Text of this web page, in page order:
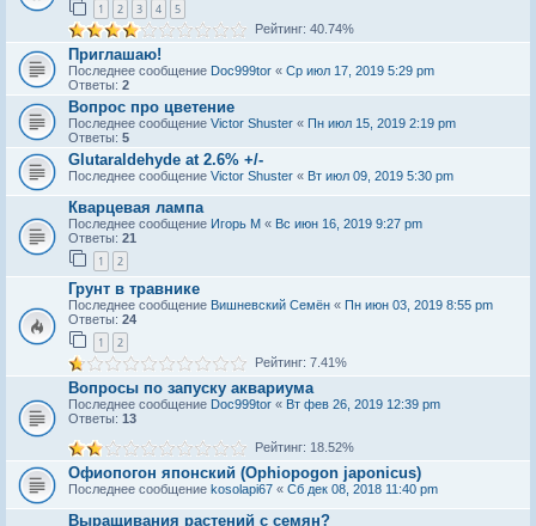
1 2 3 4 5
Рейтинг: 40.74%
Приглашаю!
Последнее сообщение Doc999tor « Ср июл 17, 2019 5:29 pm
Ответы: 2
Вопрос про цветение
Последнее сообщение Victor Shuster « Пн июл 15, 2019 2:19 pm
Ответы: 5
Glutaraldehyde at 2.6% +/-
Последнее сообщение Victor Shuster « Вт июл 09, 2019 5:30 pm
Кварцевая лампа
Последнее сообщение Игорь М « Вс июн 16, 2019 9:27 pm
Ответы: 21
1 2
Грунт в травнике
Последнее сообщение Вишневский Семён « Пн июн 03, 2019 8:55 pm
Ответы: 24
1 2
Рейтинг: 7.41%
Вопросы по запуску аквариума
Последнее сообщение Doc999tor « Вт фев 26, 2019 12:39 pm
Ответы: 13
Рейтинг: 18.52%
Офиопогон японский (Ophiopogon japonicus)
Последнее сообщение kosolapi67 « Сб дек 08, 2018 11:40 pm
Выращивания растений с семян?